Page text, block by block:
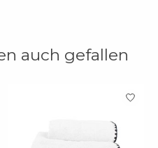
auch gefallen